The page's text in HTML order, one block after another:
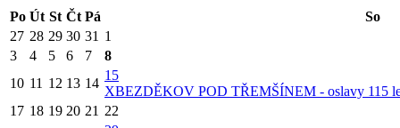
Po Út St Čt Pá
So
27 28 29 30 31 1
3
4 5 6 7
8
10 11 12 13 14
15
XBEZDĚKOV POD TŘEMŠÍNEM - oslavy 115
17 18 19 20 21 22